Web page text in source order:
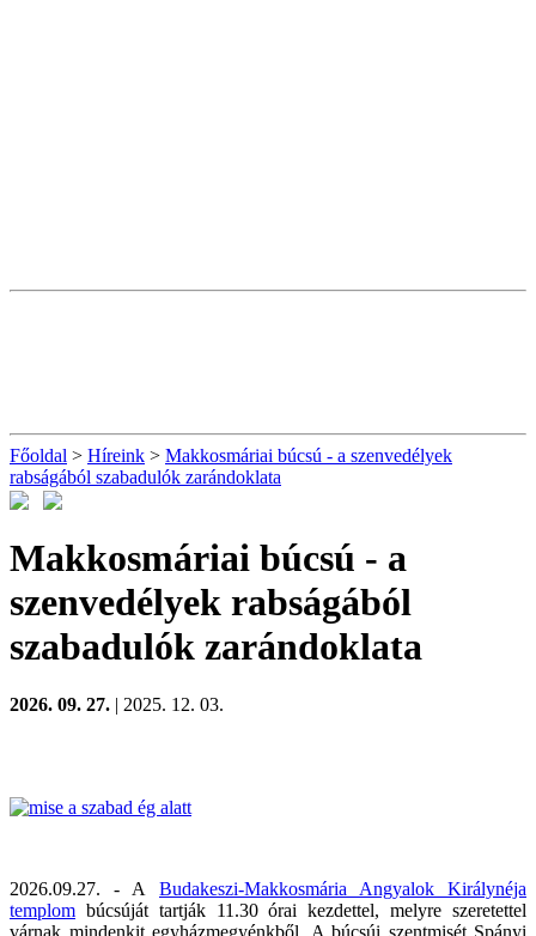
Főoldal > Híreink > Makkosmáriai búcsú - a szenvedélyek
rabságából szabadulók zarándoklata
Makkosmáriai búcsú - a
szenvedélyek rabságából
szabadulók zarándoklata
2026. 09. 27. | 2025. 12. 03.
2026.09.27. - A Budakeszi-Makkosmária Angyalok Királynéja
templom búcsúját tartják 11.30 órai kezdettel, melyre szeretettel